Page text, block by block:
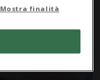
Mostra finalità